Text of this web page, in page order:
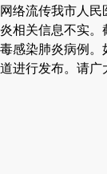
网络流传我市人
炎相关信息不实
毒感染肺炎病例
道进行发布。请广